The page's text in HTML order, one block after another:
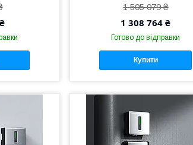
1 505 079 ₴
1 308 764 ₴
Готово до відправки
Купити